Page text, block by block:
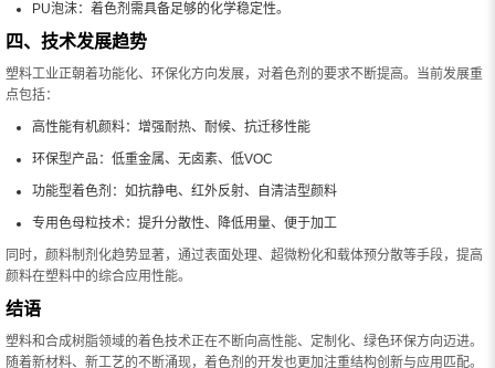
PU泡沫：着色剂需具备足够的化学稳定性。
四、技术发展趋势
塑料工业正朝着功能化、环保化方向发展，对着色剂的要求不断提高。当前发展重
点包括：
高性能有机颜料：增强耐热、耐候、抗迁移性能
环保型产品：低重金属、无卤素、低VOC
功能型着色剂：如抗静电、红外反射、自清洁型颜料
专用色母粒技术：提升分散性、降低用量、便于加工
同时，颜料制剂化趋势显著，通过表面处理、超微粉化和载体预分散等手段，提高
颜料在塑料中的综合应用性能。
结语
塑料和合成树脂领域的着色技术正在不断向高性能、定制化、绿色环保方向迈进。
随着新材料、新工艺的不断涌现，着色剂的开发也更加注重结构创新与应用匹配。